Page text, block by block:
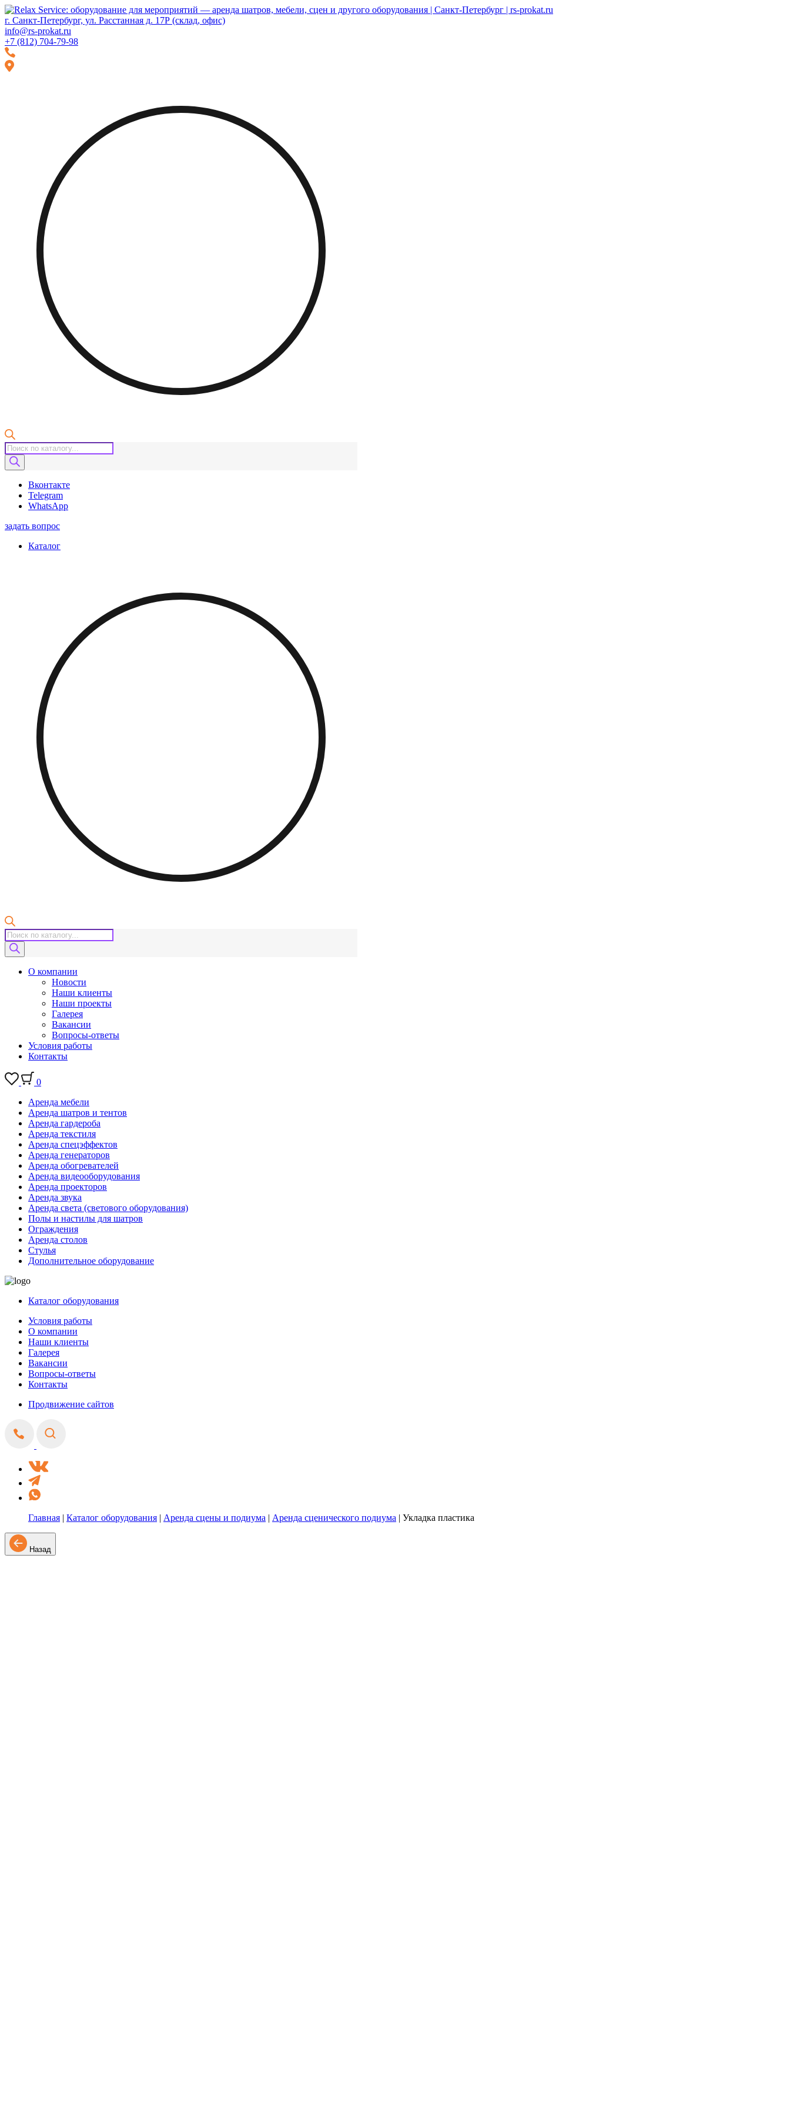
Перейти
к
навигации
Перейти
к
содержимому
г. Санкт-Петербург, ул. Расстанная д. 17Р (склад, офис)
info@rs-prokat.ru
+7 (812) 704-79-98
Поиск
товаров
Вконтакте
Telegram
WhatsApp
задать вопрос
Каталог
Поиск
товаров
О компании
Новости
Наши клиенты
Наши проекты
Галерея
Вакансии
Вопросы-ответы
Условия работы
Контакты
0
Аренда мебели
Аренда шатров и тентов
Аренда гардероба
Аренда текстиля
Аренда спецэффектов
Аренда генераторов
Аренда обогревателей
Аренда видеооборудования
Аренда проекторов
Аренда звука
Аренда света (светового оборудования)
Полы и настилы для шатров
Ограждения
Аренда столов
Стулья
Дополнительное оборудование
Каталог оборудования
Условия работы
О компании
Наши клиенты
Галерея
Вакансии
Вопросы-ответы
Контакты
Продвижение сайтов
Главная | Каталог оборудования | Аренда сцены и подиума | Аренда сценического подиума | Укладка пластика
Назад